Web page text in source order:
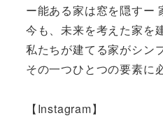
ー能ある家は窓を隠すー
今も、未来を考えた家を
私たちが建てる家がシン
その一つひとつの要素に
【Instagram】